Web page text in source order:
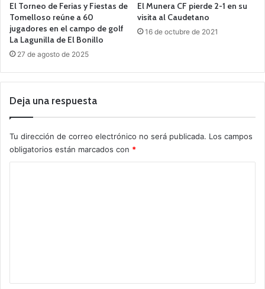
El Torneo de Ferias y Fiestas de
Tomelloso reúne a 60
jugadores en el campo de golf
La Lagunilla de El Bonillo
27 de agosto de 2025
El Munera CF pierde 2-1 en su
visita al Caudetano
16 de octubre de 2021
Deja una respuesta
Tu dirección de correo electrónico no será publicada. Los campos
obligatorios están marcados con *